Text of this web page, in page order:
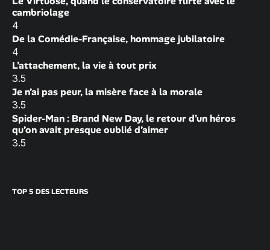
cambriolage
4
De la Comédie-Française, hommage jubilatoire
4
L’attachement, la vie à tout prix
3.5
Je n’ai pas peur, la misère face à la morale
3.5
Spider-Man : Brand New Day, le retour d’un héros
qu’on avait presque oublié d’aimer
3.5
TOP 5 DES LECTEURS